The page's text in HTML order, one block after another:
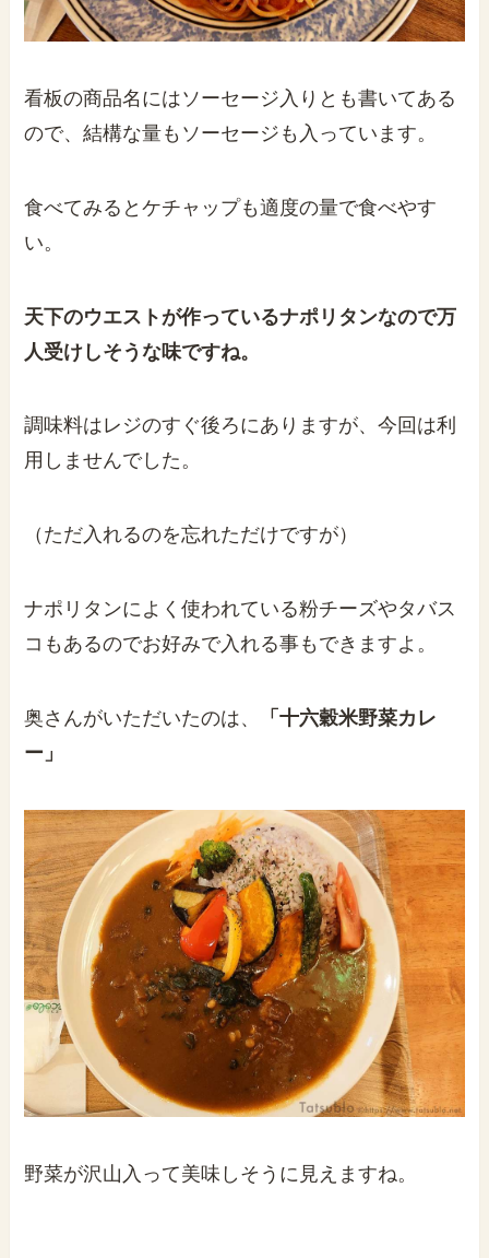
看板の商品名にはソーセージ入りとも書いてある
ので、結構な量もソーセージも入っています。
食べてみるとケチャップも適度の量で食べやす
い。
天下のウエストが作っているナポリタンなので万
人受けしそうな味ですね。
調味料はレジのすぐ後ろにありますが、今回は利
用しませんでした。
（ただ入れるのを忘れただけですが）
ナポリタンによく使われている粉チーズやタバス
コもあるのでお好みで入れる事もできますよ。
奥さんがいただいたのは、
「十六穀米野菜カレ
ー」
野菜が沢山入って美味しそうに見えますね。